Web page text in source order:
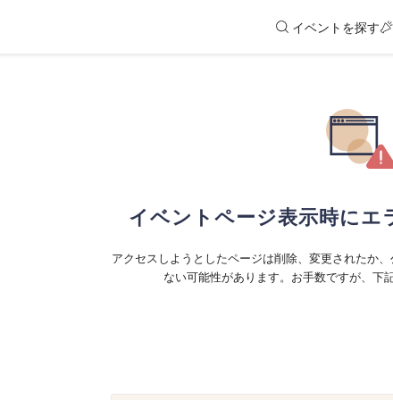
イベントを探す
イベントページ表示時にエ
アクセスしようとしたページは削除、変更されたか
ない可能性があります。お手数ですが、下